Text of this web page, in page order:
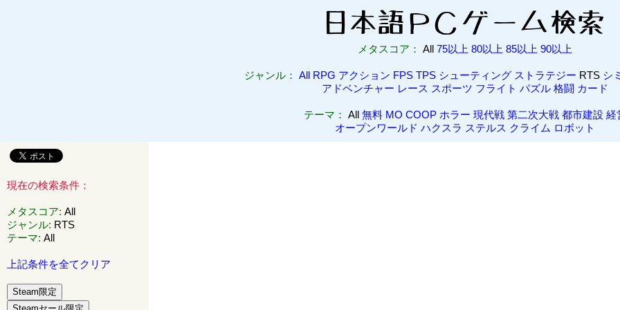
メタスコア： All 75以上 80以上 85以上 90以上
ジャンル： All RPG アクション FPS TPS シューティング ストラテジー RTS シ
アドベンチャー レース スポーツ フライト パズル 格闘 カード
テーマ： All 無料 MO COOP ホラー 現代戦 第二次大戦 都市建設 経
オープンワールド ハクスラ ステルス クライム ロボット
現在の検索条件：
メタスコア: All
ジャンル: RTS
テーマ: All
上記条件を全てクリア